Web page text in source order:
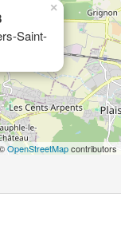
Saint-
×
OpenStreetMapcontributors